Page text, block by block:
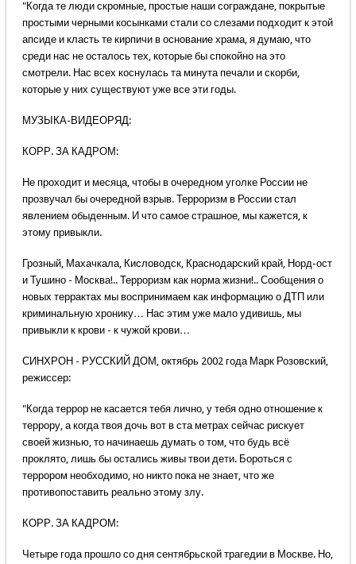
"Когда те люди скромные, простые наши сограждане, покрытые
простыми черными косынками стали со слезами подходит к этой
апсиде и класть те кирпичи в основание храма, я думаю, что
среди нас не осталось тех, которые бы спокойно на это
смотрели. Нас всех коснулась та минута печали и скорби,
которые у них существуют уже все эти годы.
МУЗЫКА-ВИДЕОРЯД:
КОРР. ЗА КАДРОМ:
Не проходит и месяца, чтобы в очередном уголке России не
прозвучал бы очередной взрыв. Терроризм в России стал
явлением обыденным. И что самое страшное, мы кажется, к
этому привыкли.
Грозный, Махачкала, Кисловодск, Краснодарский край, Норд-ост
и Тушино - Москва!.. Терроризм как норма жизни!.. Сообщения о
новых террактах мы воспринимаем как информацию о ДТП или
криминальную хронику… Нас этим уже мало удивишь, мы
привыкли к крови - к чужой крови…
СИНХРОН - РУССКИЙ ДОМ, октябрь 2002 года Марк Розовский,
режиссер:
"Когда террор не касается тебя лично, у тебя одно отношение к
террору, а когда твоя дочь вот в ста метрах сейчас рискует
своей жизнью, то начинаешь думать о том, что будь всё
проклято, лишь бы остались живы твои дети. Бороться с
террором необходимо, но никто пока не знает, что же
противопоставить реально этому злу.
КОРР. ЗА КАДРОМ:
Четыре года прошло со дня сентябрьской трагедии в Москве. Но,